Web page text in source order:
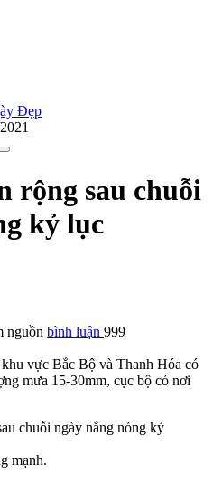
Đẹp
rộng sau chuỗi
kỷ lục
nguồn bình luận 999
vực Bắc Bộ và Thanh Hóa có
mưa 15-30mm, cục bộ có nơi
mạnh.